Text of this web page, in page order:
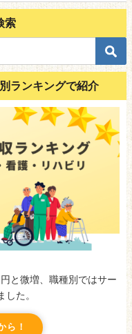
索
ランキングで紹介
と微増、職種別ではサー
た。
ら！